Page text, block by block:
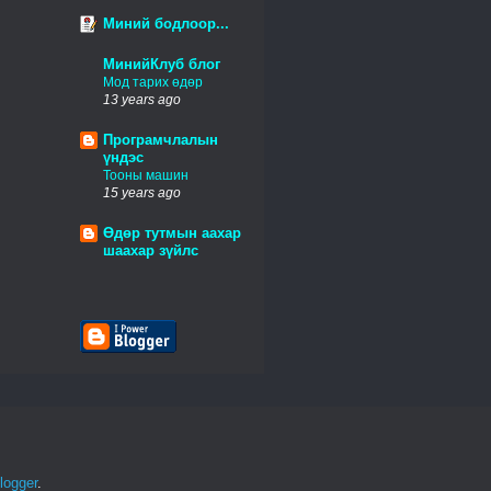
Миний бодлоор...
МинийКлуб блог
Мод тарих өдөр
13 years ago
Програмчлалын
үндэс
Тооны машин
15 years ago
Өдөр тутмын аахар
шаахар зүйлс
.